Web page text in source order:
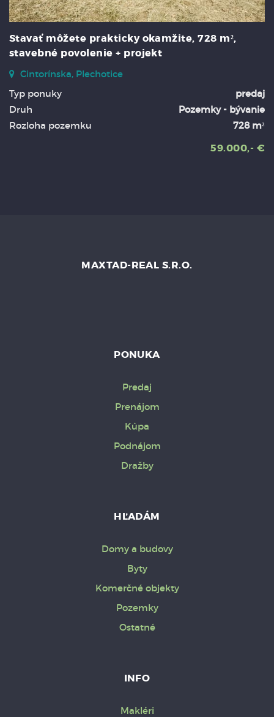
Stavať môžete prakticky okamžite, 728 m²,
stavebné povolenie + projekt
Cintorínska, Plechotice
Typ ponuky
predaj
Druh
Pozemky - bývanie
Rozloha pozemku
728 m²
59.000,- €
MAXTAD-REAL S.R.O.
PONUKA
Predaj
Prenájom
Kúpa
Podnájom
Dražby
HĽADÁM
Domy a budovy
Byty
Komerčné objekty
Pozemky
Ostatné
INFO
Makléri